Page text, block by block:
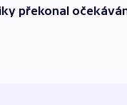
překonal